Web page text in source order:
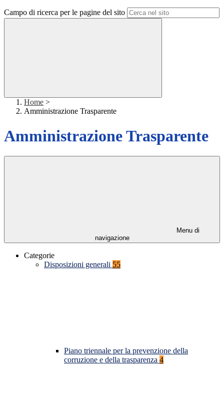
Campo di ricerca per le pagine del sito
Home >
Amministrazione Trasparente
Amministrazione Trasparente
Menu di
navigazione
Categorie
Disposizioni generali 55
Piano triennale per la prevenzione della
corruzione e della trasparenza 4